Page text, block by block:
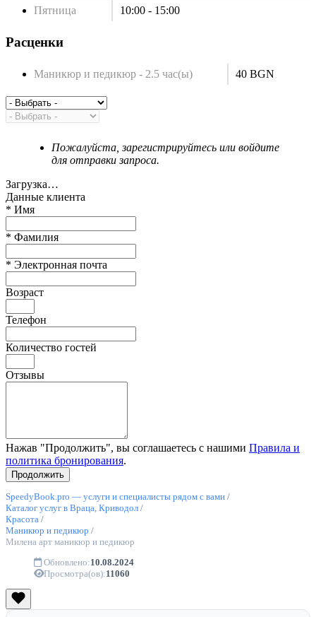
Пятница
10:00 - 15:00
Расценки
Маникюр и педикюр - 2.5 час(ы) 40 BGN
Пожалуйста, зарегистрируйтесь или войдите
для отправки запроса.
Загрузка…
Данные клиента
* Имя
* Фамилия
* Электронная почта
Возраст
Телефон
Количество гостей
Отзывы
Нажав "Продолжить", вы соглашаетесь с нашими Правила и
политика бронирования.
SpeedyBook.pro — услуги и специалисты рядом с вами /
Каталог услуг в Враца, Криводол /
Красота /
Маникюр и педикюр /
Милена арт маникюр и педикюр
Обновлено:10.08.2024
Просмотра(ов):11060